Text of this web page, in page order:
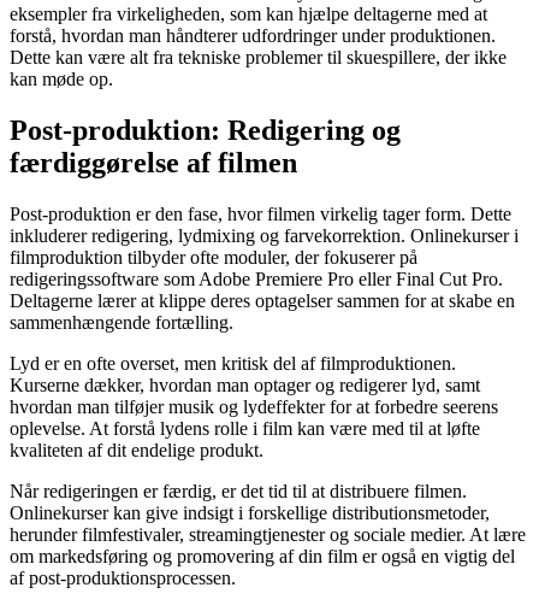
eksempler fra virkeligheden, som kan hjælpe deltagerne med at
forstå, hvordan man håndterer udfordringer under produktionen.
Dette kan være alt fra tekniske problemer til skuespillere, der ikke
kan møde op.
Post-produktion: Redigering og
færdiggørelse af filmen
Post-produktion er den fase, hvor filmen virkelig tager form. Dette
inkluderer redigering, lydmixing og farvekorrektion. Onlinekurser i
filmproduktion tilbyder ofte moduler, der fokuserer på
redigeringssoftware som Adobe Premiere Pro eller Final Cut Pro.
Deltagerne lærer at klippe deres optagelser sammen for at skabe en
sammenhængende fortælling.
Lyd er en ofte overset, men kritisk del af filmproduktionen.
Kurserne dækker, hvordan man optager og redigerer lyd, samt
hvordan man tilføjer musik og lydeffekter for at forbedre seerens
oplevelse. At forstå lydens rolle i film kan være med til at løfte
kvaliteten af dit endelige produkt.
Når redigeringen er færdig, er det tid til at distribuere filmen.
Onlinekurser kan give indsigt i forskellige distributionsmetoder,
herunder filmfestivaler, streamingtjenester og sociale medier. At lære
om markedsføring og promovering af din film er også en vigtig del
af post-produktionsprocessen.